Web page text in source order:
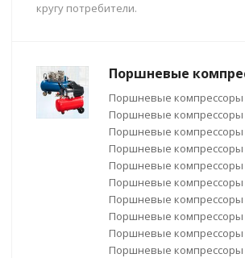
кругу потребители.
Поршневые
Поршневые компрессоры
Поршневые компрессоры
Поршневые компрессоры
Поршневые компрессоры
Поршневые компрессоры
Поршневые компрессоры
Поршневые компрессоры
Поршневые компрессоры
Поршневые компрессоры
Поршневые компрессоры